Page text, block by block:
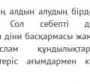
алдын алудың
Сол себепті
басқармасы
ағымдармен